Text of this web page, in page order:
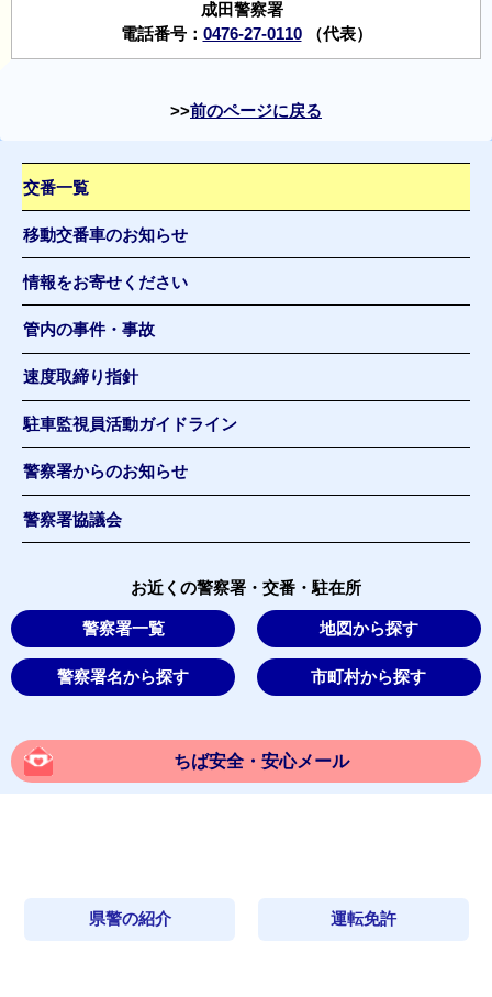
成田警察署
電話番号： 0476-27-0110（代表）
前のページに戻る
交番一覧
移動交番車のお知らせ
情報をお寄せください
管内の事件・事故
速度取締り指針
駐車監視員活動ガイドライン
警察署からのお知らせ
警察署協議会
お近くの警察署・交番・駐在所
警察署一覧 地図から探す
警察署名から探す 市町村から探す
ちば安全・安心メール
県警の紹介 運転免許